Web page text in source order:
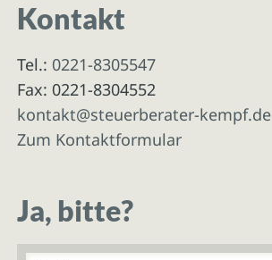
Kontakt
Tel.: 0221-8305547
Fax: 0221-8304552
kontakt@steuerberater-kempf.de
Zum Kontaktformular
Ja, bitte?